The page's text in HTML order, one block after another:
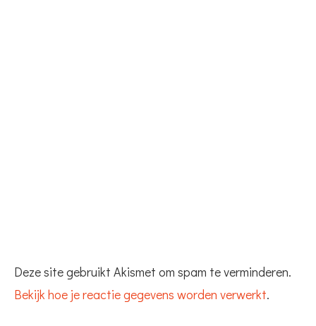
Deze site gebruikt Akismet om spam te verminderen.
Bekijk hoe je reactie gegevens worden verwerkt.